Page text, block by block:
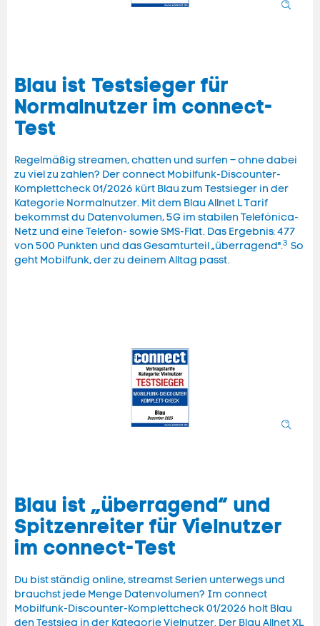
Blau ist Testsieger für
Normalnutzer im connect-
Test
Regelmäßig streamen, chatten und surfen – ohne dabei
zu viel zu zahlen? Der connect Mobilfunk-Discounter-
Komplettcheck 01/2026 kürt Blau zum Testsieger in der
Kategorie Normalnutzer. Mit dem Blau Allnet L Tarif
bekommst du Datenvolumen, 5G im stabilen Telefónica-
Netz und eine Telefon- sowie SMS-Flat. Das Ergebnis: 477
von 500 Punkten und das Gesamturteil „überragend".3 So
geht Mobilfunk, der zu deinem Alltag passt.
Blau ist „überragend“ und
Spitzenreiter für Vielnutzer
im connect-Test
Du bist ständig online, streamst Serien unterwegs und
brauchst jede Menge Datenvolumen? Im connect
Mobilfunk-Discounter-Komplettcheck 01/2026 holt Blau
den Testsieg in der Kategorie Vielnutzer. Der Blau Allnet XL